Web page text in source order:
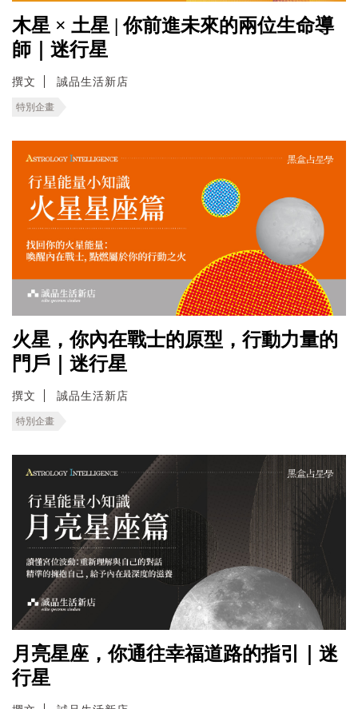
木星 × 土星 | 你前進未來的兩位生命導
師｜迷行星
撰文 誠品生活新店
特別企畫
火星，你內在戰士的原型，行動力量的
門戶｜迷行星
撰文 誠品生活新店
特別企畫
月亮星座，你通往幸福道路的指引｜迷
行星